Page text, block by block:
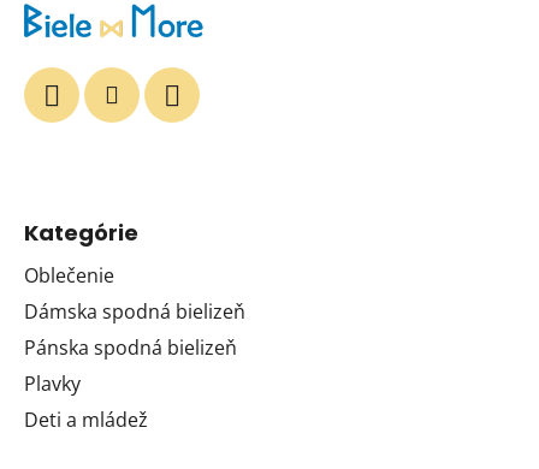
Kategórie
Oblečenie
Dámska spodná bielizeň
Pánska spodná bielizeň
Plavky
Deti a mládež